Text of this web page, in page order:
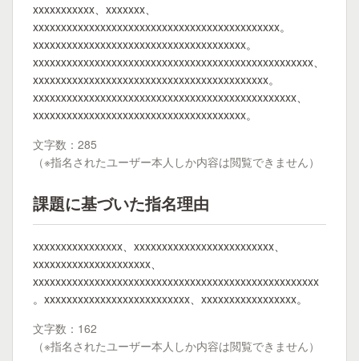
xxxxxxxxxxx、xxxxxxx、
xxxxxxxxxxxxxxxxxxxxxxxxxxxxxxxxxxxxxxxxxxxx。
xxxxxxxxxxxxxxxxxxxxxxxxxxxxxxxxxxxxxx。
xxxxxxxxxxxxxxxxxxxxxxxxxxxxxxxxxxxxxxxxxxxxxxxxxx、
xxxxxxxxxxxxxxxxxxxxxxxxxxxxxxxxxxxxxxxxxx。
xxxxxxxxxxxxxxxxxxxxxxxxxxxxxxxxxxxxxxxxxxxxxxx、
xxxxxxxxxxxxxxxxxxxxxxxxxxxxxxxxxxxxxx。
文字数：285
（※指名されたユーザー本人しか内容は閲覧できません）
課題に基づいた指名理由
xxxxxxxxxxxxxxxx、xxxxxxxxxxxxxxxxxxxxxxxxx、
xxxxxxxxxxxxxxxxxxxxx、
xxxxxxxxxxxxxxxxxxxxxxxxxxxxxxxxxxxxxxxxxxxxxxxxxxx
。xxxxxxxxxxxxxxxxxxxxxxxxxx、xxxxxxxxxxxxxxxxx。
文字数：162
（※指名されたユーザー本人しか内容は閲覧できません）